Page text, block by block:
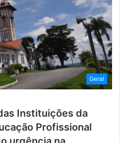
Geral
Instituições da
Profissional